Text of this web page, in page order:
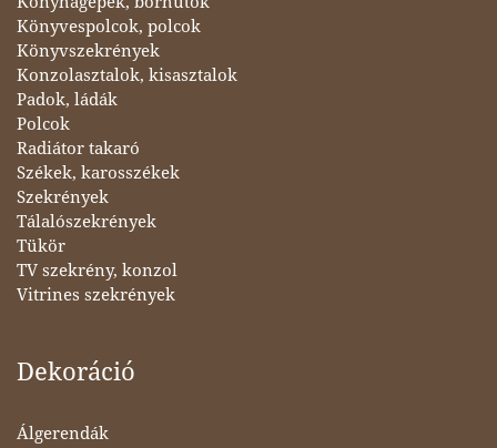
Könyvespolcok, polcok
Könyvszekrények
Konzolasztalok, kisasztalok
Padok, ládák
Polcok
Radiátor takaró
Székek, karosszékek
Szekrények
Tálalószekrények
Tükör
TV szekrény, konzol
Vitrines szekrények
Dekoráció
Álgerendák